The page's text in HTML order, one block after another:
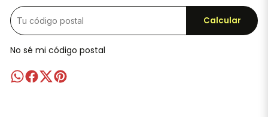
Calcular
No sé mi código postal